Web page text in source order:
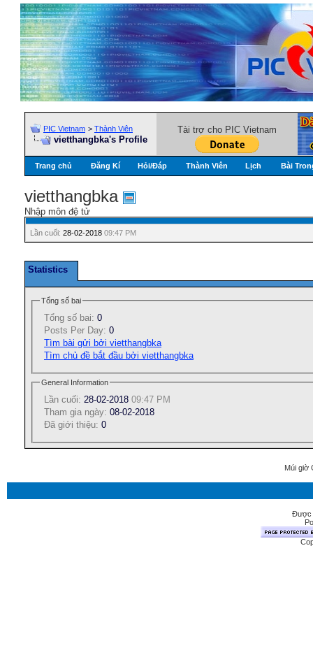
PIC Vietnam > Thành Viên
vietthangbka's Profile
Tài trợ cho PIC Vietnam
Trang chủ Đăng Kí Hỏi/Ðáp Thành Viên Lịch Bài
vietthangbka
Nhập môn đệ tử
Lần cuối: 28-02-2018 09:47 PM
Statistics
Tổng số bai
Tổng số bai: 0
Posts Per Day: 0
Tìm bài gửi bởi vietthangbka
Tìm chủ đề bắt đầu bởi vietthangbka
General Information
Lần cuối: 28-02-2018 09:47 PM
Tham gia ngày: 08-02-2018
Ðã giới thiệu: 0
Múi giờ
Được